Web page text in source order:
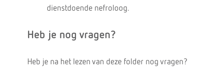
dienstdoende nefroloog.
Heb je nog vragen?
Heb je na het lezen van deze folder nog vragen?